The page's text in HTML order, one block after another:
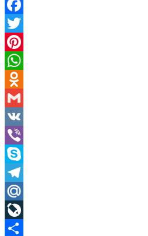
Facebook
Twitter
Pinterest
WhatsApp
Odnoklassniki
Gmail
VK
Viber
Skype
Telegram
Mail.Ru
LiveJournal